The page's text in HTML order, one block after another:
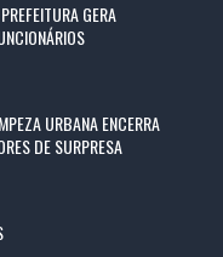
GERA
URBANA ENCERRA
DE SURPRESA